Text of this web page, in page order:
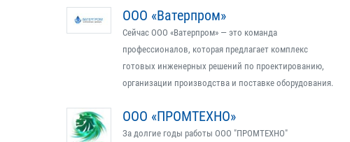
ООО «Ватерпром»
Сейчас ООО «Ватерпром» — это команда
профессионалов, которая предлагает комплекс
готовых инженерных решений по проектированию,
организации производства и поставке оборудования.
ООО «ПРОМТЕХНО»
За долгие годы работы ООО "ПРОМТЕХНО"